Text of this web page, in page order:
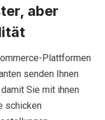
aber
Plattformen
senden Ihnen
Sie mit ihnen
schicken